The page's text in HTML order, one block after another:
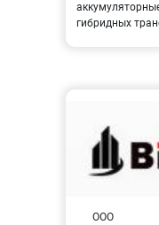
гибридных
ООО